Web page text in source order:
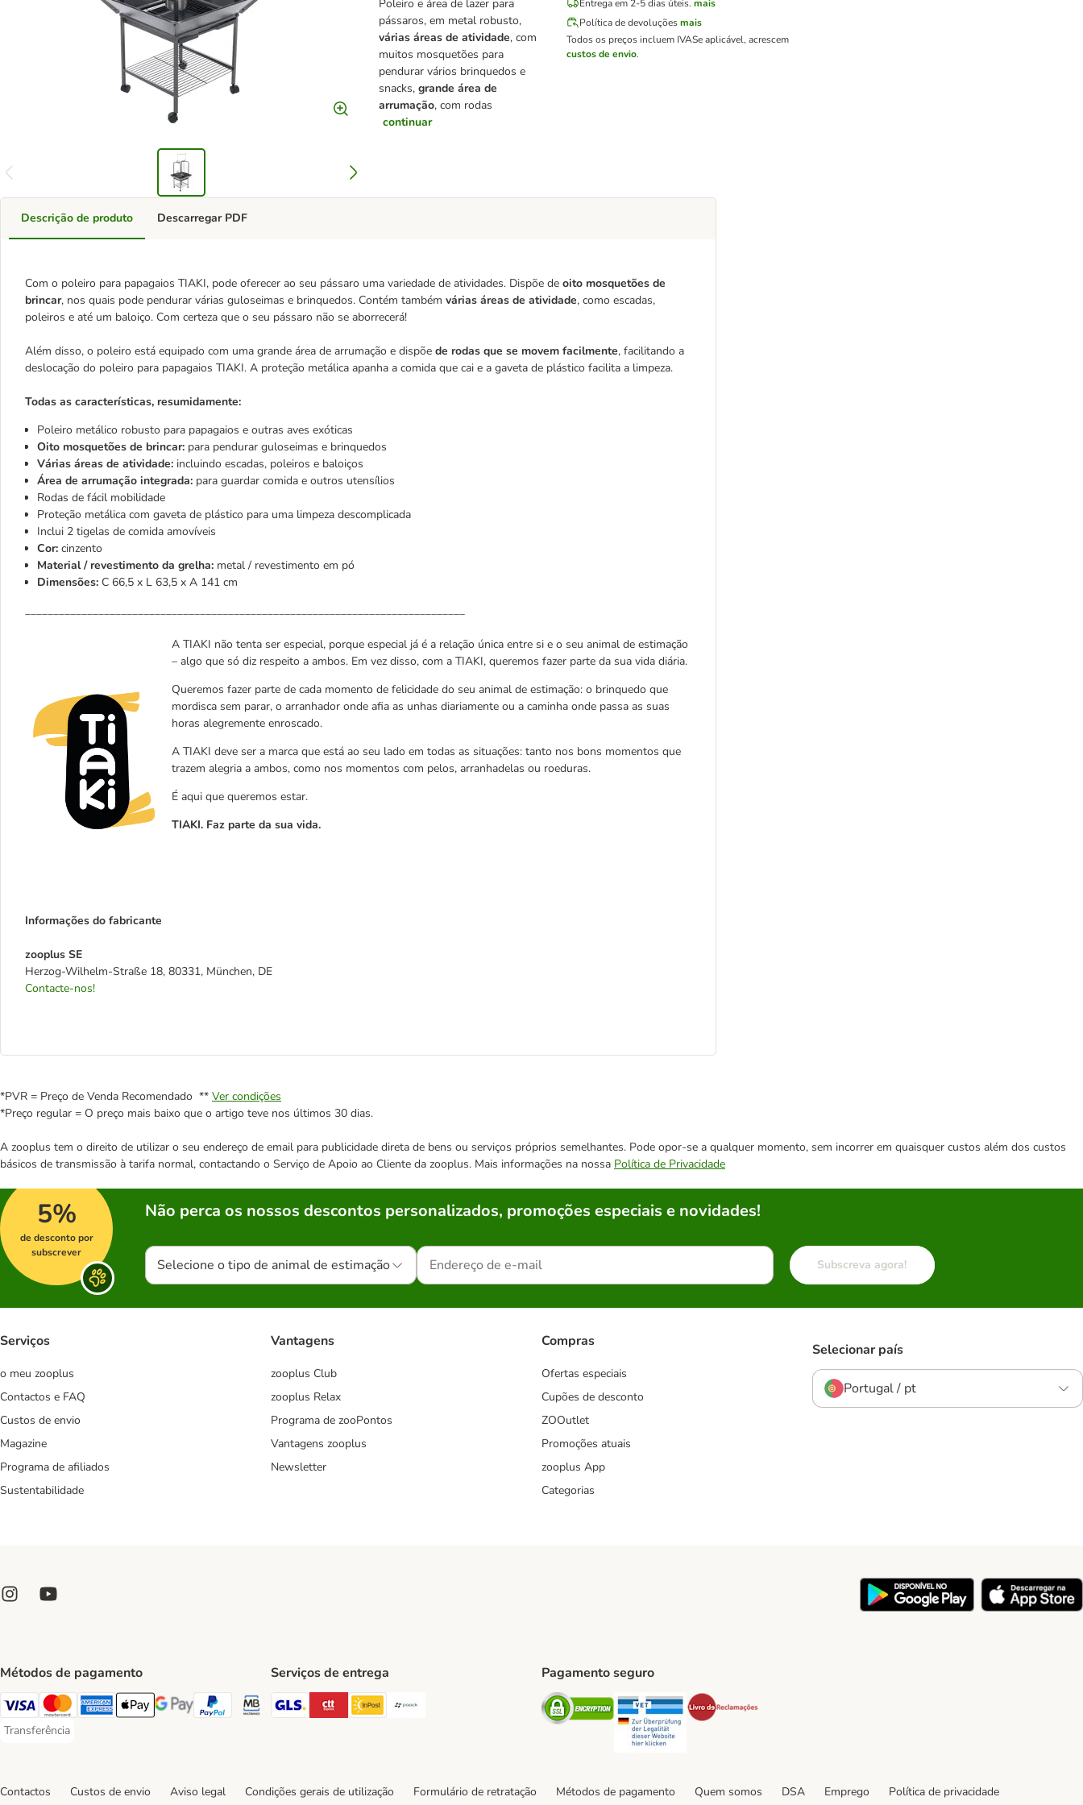
Poleiro e área de lazer para
pássaros, em metal robusto,
várias áreas de atividade, com
muitos mosquetões para
pendurar vários brinquedos e
snacks, grande área de
arrumação, com rodas
continuar
Entrega em 2-5 dias úteis. mais
Política de devoluções mais
Todos os preços incluem IVASe aplicável, acrescem
custos de envio.
Descrição de produto
Com o poleiro para papagaios TIAKI, pode oferecer ao seu pássaro uma variedade de atividades. Dispõe de oito mosquetões de
brincar, nos quais pode pendurar várias guloseimas e brinquedos. Contém também várias áreas de atividade, como escadas,
poleiros e até um baloiço. Com certeza que o seu pássaro não se aborrecerá!
Além disso, o poleiro está equipado com uma grande área de arrumação e dispõe de rodas que se movem facilmente, facilitando a
deslocação do poleiro para papagaios TIAKI. A proteção metálica apanha a comida que cai e a gaveta de plástico facilita a limpeza.
Todas as características, resumidamente:
Poleiro metálico robusto para papagaios e outras aves exóticas
Oito mosquetões de brincar: para pendurar guloseimas e brinquedos
Várias áreas de atividade: incluindo escadas, poleiros e baloiços
Área de arrumação integrada: para guardar comida e outros utensílios
Rodas de fácil mobilidade
Proteção metálica com gaveta de plástico para uma limpeza descomplicada
Inclui 2 tigelas de comida amovíveis
Cor: cinzento
Material / revestimento da grelha: metal / revestimento em pó
Dimensões: C 66,5 x L 63,5 x A 141 cm
______________________________________________________________________________
A TIAKI não tenta ser especial, porque especial já é a relação única entre si e o seu animal de estimação
– algo que só diz respeito a ambos. Em vez disso, com a TIAKI, queremos fazer parte da sua vida diária.
Queremos fazer parte de cada momento de felicidade do seu animal de estimação: o brinquedo que
mordisca sem parar, o arranhador onde afia as unhas diariamente ou a caminha onde passa as suas
horas alegremente enroscado.
A TIAKI deve ser a marca que está ao seu lado em todas as situações: tanto nos bons momentos que
trazem alegria a ambos, como nos momentos com pelos, arranhadelas ou roeduras.
É aqui que queremos estar.
TIAKI. Faz parte da sua vida.
Informações do fabricante
zooplus SE
Herzog-Wilhelm-Straße 18, 80331, München, DE
Contacte-nos!
Descarregar PDF
*PVR = Preço de Venda Recomendado ** Ver condições
*Preço regular = O preço mais baixo que o artigo teve nos últimos 30 dias.
A zooplus tem o direito de utilizar o seu endereço de email para publicidade direta de bens ou serviços próprios semelhantes. Pode opor-se a qualquer momento, sem incorrer em quaisquer custos além dos custos
básicos de transmissão à tarifa normal, contactando o Serviço de Apoio ao Cliente da zooplus. Mais informações na nossa Política de Privacidade
5%
de desconto por
subscrever
Não perca os nossos descontos personalizados, promoções especiais e novidades!
Selecione o tipo de animal de estimação Subscreva agora!
Serviços
o meu zooplus
Contactos e FAQ
Custos de envio
Magazine
Programa de afiliados
Sustentabilidade
Vantagens
zooplus Club
zooplus Relax
Programa de zooPontos
Vantagens zooplus
Newsletter
Compras
Ofertas especiais
Cupões de desconto
ZOOutlet
Promoções atuais
zooplus App
Categorias
Selecionar país
Portugal / pt
Métodos de pagamento
Visa Payment Method
Mastercard Payment Method
American Express Payment Method
Apple Pay Payment Method
Google Pay Payment Method
PayPal Payment Method
Multibanco Payment Method
Transferência
Transferência Payment Method
Serviços de entrega
GLS Shipping Method
CTTExpress Shipping Method
InPost Shipping Method
Paack Shipping Method
Pagamento seguro
Security Security
Contactos Custos de envio Aviso legal Condições gerais de utilização Formulário de retratação Métodos de pagamento Quem somos DSA Emprego Política de privacidade